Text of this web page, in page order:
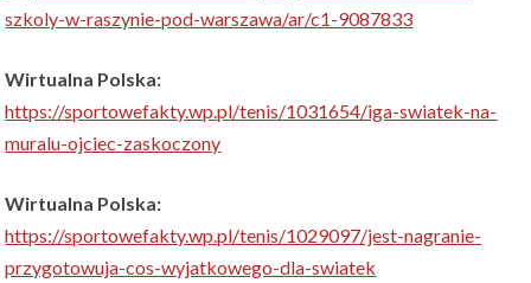
szkoly-w-raszynie-pod-warszawa/ar/c1-9087833
Wirtualna Polska:
https://sportowefakty.wp.pl/tenis/1031654/iga-swiatek-na-
muralu-ojciec-zaskoczony
Wirtualna Polska:
https://sportowefakty.wp.pl/tenis/1029097/jest-nagranie-
przygotowuja-cos-wyjatkowego-dla-swiatek